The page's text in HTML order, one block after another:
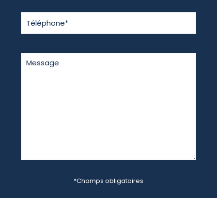
*Champs obligatoires